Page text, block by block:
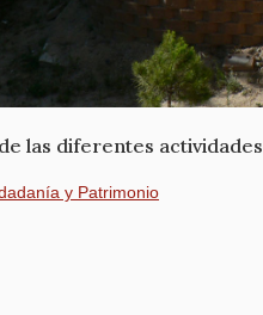
las diferentes actividades
y Patrimonio